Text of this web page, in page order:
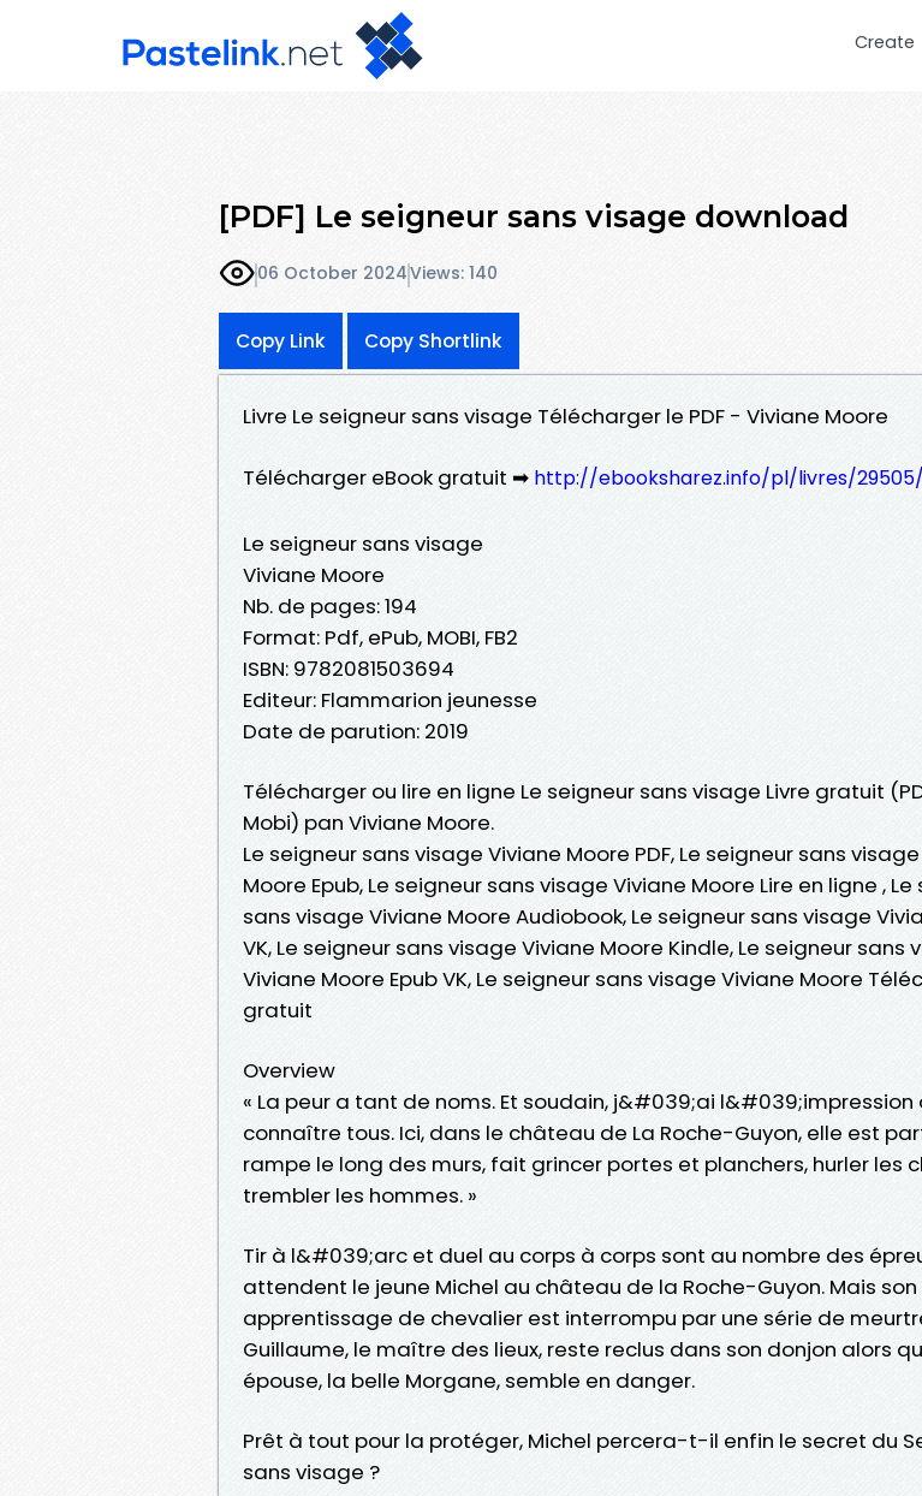
Create
[PDF] Le seigneur sans visage download
06 October 2024Views: 140
Copy Link Copy Shortlink
Livre Le seigneur sans visage Télécharger le PDF - Viviane Moore
Télécharger eBook gratuit ➡ http://ebooksharez.info/pl/livres/29505/
Le seigneur sans visage
Viviane Moore
Nb. de pages: 194
Format: Pdf, ePub, MOBI, FB2
ISBN: 9782081503694
Editeur: Flammarion jeunesse
Date de parution: 2019
Télécharger ou lire en ligne Le seigneur sans visage Livre gratuit
Mobi) pan Viviane Moore.
Le seigneur sans visage Viviane Moore PDF, Le seigneur sans
Moore Epub, Le seigneur sans visage Viviane Moore Lire en ligne ,
sans visage Viviane Moore Audiobook, Le seigneur sans visage
VK, Le seigneur sans visage Viviane Moore Kindle, Le seigneur sans
Viviane Moore Epub VK, Le seigneur sans visage Viviane Moore
gratuit
Overview
« La peur a tant de noms. Et soudain, j&#039;ai l&#039;impression
connaître tous. Ici, dans le château de La Roche-Guyon, elle est
rampe le long des murs, fait grincer portes et planchers, hurler les
trembler les hommes. »
Tir à l&#039;arc et duel au corps à corps sont au nombre des
attendent le jeune Michel au château de la Roche-Guyon. Mais son
apprentissage de chevalier est interrompu par une série de
Guillaume, le maître des lieux, reste reclus dans son donjon alors
épouse, la belle Morgane, semble en danger.
Prêt à tout pour la protéger, Michel percera-t-il enfin le secret du
sans visage ?